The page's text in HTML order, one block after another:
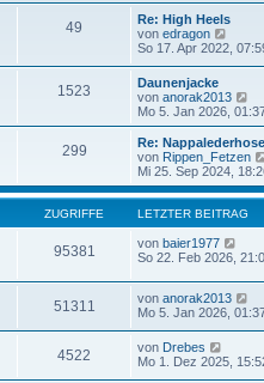
r
i
t
a
g
e
s
t
e
r
B
e
i
t
r
a
g
49
Re: High Heels
von edragon
e
s
t
e
B
e
i
t
r
a
So 17. Apr 2022,
1523
Daunenjacke
von anorak2013
e
u
e
s
t
r
e
t
a
Mo 5. Jan 2026,
299
Re:
von Rippen_Fetzen
Mi 25. Sep 2024,
ZUGRIFFE LETZTER BEITRAG
95381 von baier1977
So 22. Feb 2026,
51311 von anorak2013
Mo 5. Jan 2026,
4522 von Drebes
Mo 1. Dez 2025,